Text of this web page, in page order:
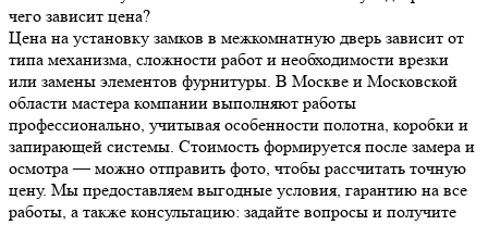
чего зависит цена?
Цена на установку замков в межкомнатную дверь зависит от
типа механизма, сложности работ и необходимости врезки
или замены элементов фурнитуры. В Москве и Московской
области мастера компании выполняют работы
профессионально, учитывая особенности полотна, коробки и
запирающей системы. Стоимость формируется после замера и
осмотра — можно отправить фото, чтобы рассчитать точную
цену. Мы предоставляем выгодные условия, гарантию на все
работы, а также консультацию: задайте вопросы и получите